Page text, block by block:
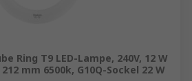
Ring T9 LED-Lampe, 240V, 12 W
mm 6500k, G10Q-Sockel 22 W